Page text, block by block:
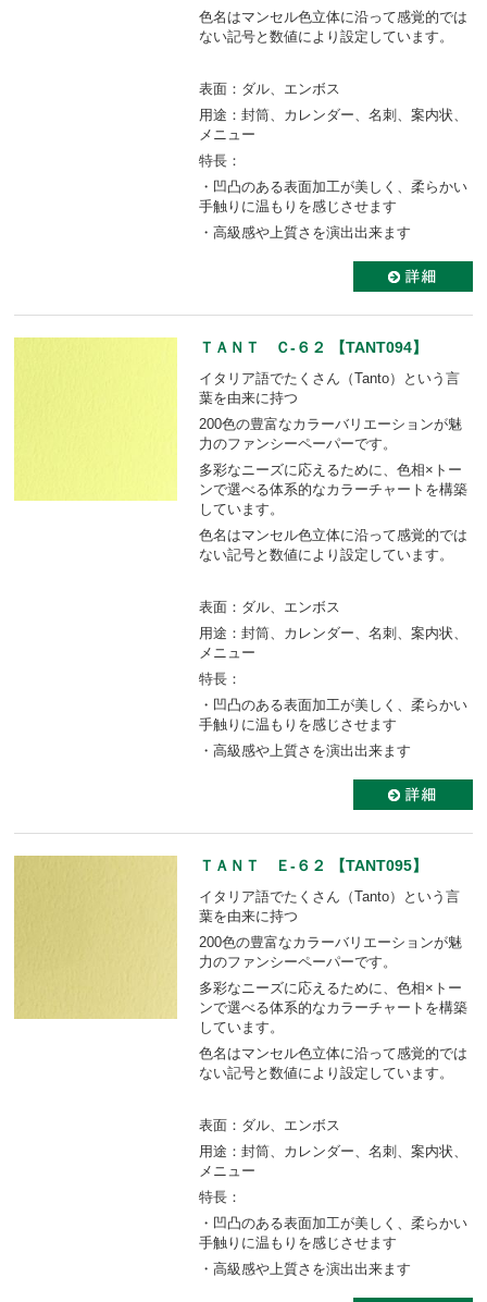
色名はマンセル色立体に沿って感覚的では
ない記号と数値により設定しています。
表面：ダル、エンボス
用途：封筒、カレンダー、名刺、案内状、
メニュー
特長：
・凹凸のある表面加工が美しく、柔らかい
手触りに温もりを感じさせます
・高級感や上質さを演出出来ます
ＴＡＮＴ Ｃ-６２ 【TANT094】
イタリア語でたくさん（Tanto）という言
葉を由来に持つ
200色の豊富なカラーバリエーションが魅
力のファンシーペーパーです。
多彩なニーズに応えるために、色相×トー
ンで選べる体系的なカラーチャートを構築
しています。
色名はマンセル色立体に沿って感覚的では
ない記号と数値により設定しています。
表面：ダル、エンボス
用途：封筒、カレンダー、名刺、案内状、
メニュー
特長：
・凹凸のある表面加工が美しく、柔らかい
手触りに温もりを感じさせます
・高級感や上質さを演出出来ます
ＴＡＮＴ Ｅ-６２ 【TANT095】
イタリア語でたくさん（Tanto）という言
葉を由来に持つ
200色の豊富なカラーバリエーションが魅
力のファンシーペーパーです。
多彩なニーズに応えるために、色相×トー
ンで選べる体系的なカラーチャートを構築
しています。
色名はマンセル色立体に沿って感覚的では
ない記号と数値により設定しています。
表面：ダル、エンボス
用途：封筒、カレンダー、名刺、案内状、
メニュー
特長：
・凹凸のある表面加工が美しく、柔らかい
手触りに温もりを感じさせます
・高級感や上質さを演出出来ます